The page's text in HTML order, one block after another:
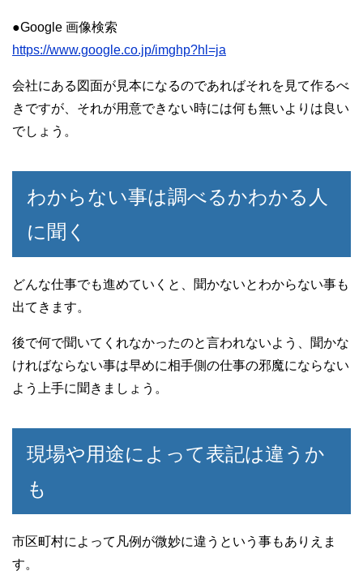
●Google 画像検索
https://www.google.co.jp/imghp?hl=ja
会社にある図面が見本になるのであればそれを見て作るべ
きですが、それが用意できない時には何も無いよりは良い
でしょう。
わからない事は調べるかわかる人
に聞く
どんな仕事でも進めていくと、聞かないとわからない事も
出てきます。
後で何で聞いてくれなかったのと言われないよう、聞かな
ければならない事は早めに相手側の仕事の邪魔にならない
よう上手に聞きましょう。
現場や用途によって表記は違うか
も
市区町村によって凡例が微妙に違うという事もありえま
す。